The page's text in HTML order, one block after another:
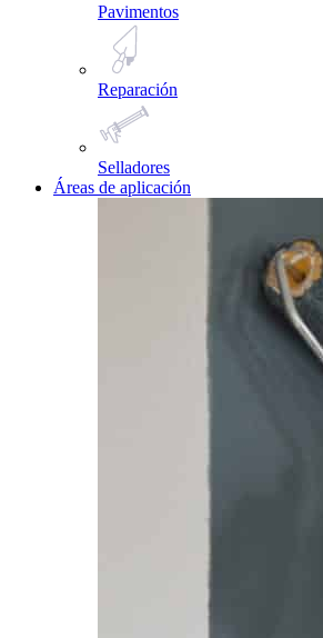
Pavimentos
Reparación
Selladores
Áreas de aplicación